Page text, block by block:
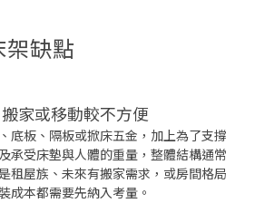
架缺點
家或移動較不方便
底板、隔板或掀床五金，加上為了支撐
承受床墊與人體的重量，整體結構通常
租屋族、未來有搬家需求，或房間格局
成本都需要先納入考量。